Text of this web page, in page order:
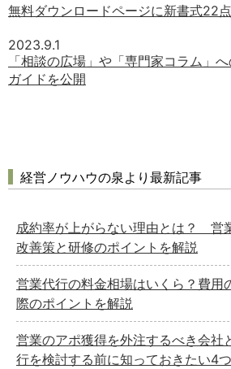
無料ダウンロードページに新書式22
2023.9.1
「相談の広場」や「専門家コラム」
ガイドを公開
経営ノウハウの泉より最新記事
成約率が上がらない理由とは？ 営
改善策と研修のポイントを解説
営業代行の料金相場はいくら？費用
際のポイントを解説
営業のアポ獲得を外注するべき会社
行を検討する前に知っておきたい4